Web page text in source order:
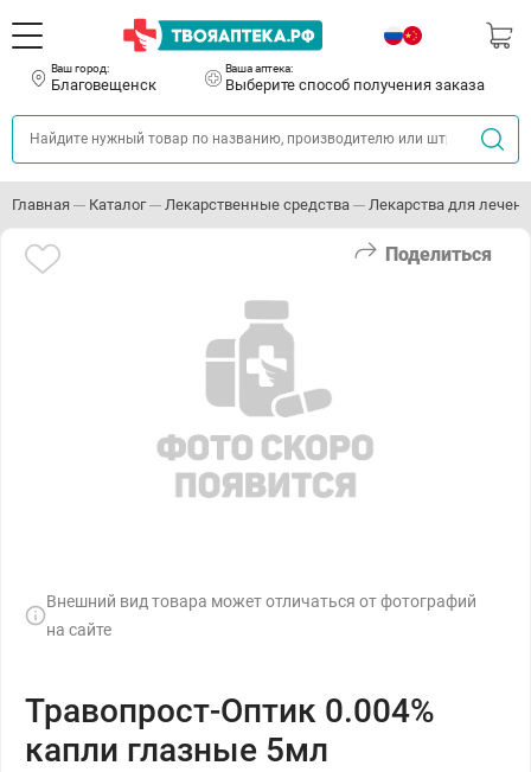
Ваш город:
Благовещенск
Ваша аптека:
Выберите способ получения заказа
Главная Каталог Лекарственные средства Лекарства для
Поделиться
Внешний вид товара может отличаться от фотографий
на сайте
Травопрост-Оптик 0.004%
капли глазные 5мл